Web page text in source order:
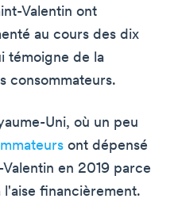
Valentin ont
au cours des dix
témoigne de la
consommateurs.
Uni, où un peu
ont dépensé
en 2019 parce
l'aise financièrement.